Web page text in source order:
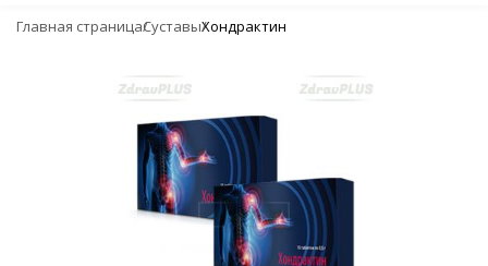
Главная страницаСуставыХондрактин